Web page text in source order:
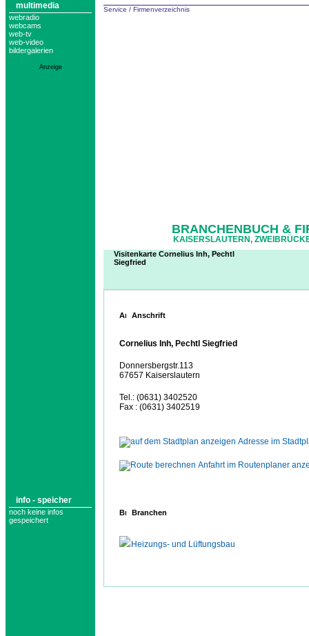
multimedia
webradio
webcams
web-tv
web-video
bildergalerien
Anzeige
info - speicher
noch keine infos
gespeichert
Service / Firmenverzeichnis
BRANCHENBUCH &
KAISERSLAUTERN,
Visitenkarte Cornelius Inh, Pechtl
Siegfried
Anschrift
Cornelius Inh, Pechtl Siegfried
Donnersbergstr.113
67657 Kaiserslautern
Tel.: (0631) 3402520
Fax : (0631) 3402519
Adresse im
Anfahrt im Routenplaner
Branchen
Heizungs- und Lüftungsbau